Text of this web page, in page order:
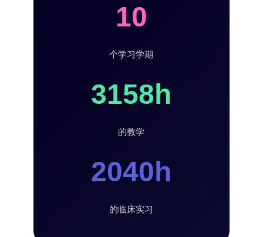
10
个学习学期
3158h
的教学
2040h
的临床实习